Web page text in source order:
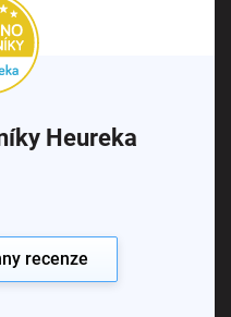
Heureka
recenze